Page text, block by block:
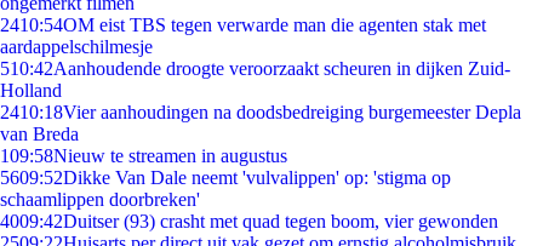
2410:54OM eist TBS tegen verwarde man die agenten stak met
aardappelschilmesje
510:42Aanhoudende droogte veroorzaakt scheuren in dijken Zuid-
Holland
2410:18Vier aanhoudingen na doodsbedreiging burgemeester Depla
van Breda
109:58Nieuw te streamen in augustus
5609:52Dikke Van Dale neemt 'vulvalippen' op: 'stigma op
schaamlippen doorbreken'
4009:42Duitser (93) crasht met quad tegen boom, vier gewonden